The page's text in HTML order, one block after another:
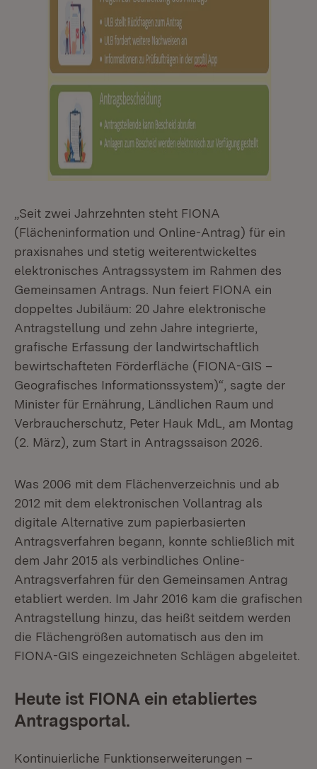
„Seit zwei Jahrzehnten steht FIONA
(Flächeninformation und Online-Antrag) für ein
praxisnahes und stetig weiterentwickeltes
elektronisches Antragssystem im Rahmen des
Gemeinsamen Antrags. Nun feiert FIONA ein
doppeltes Jubiläum: 20 Jahre elektronische
Antragstellung und zehn Jahre integrierte,
grafische Erfassung der landwirtschaftlich
bewirtschafteten Förderfläche (FIONA-GIS –
Geografisches Informationssystem)“, sagte der
Minister für Ernährung, Ländlichen Raum und
Verbraucherschutz, Peter Hauk MdL, am Montag
(2. März), zum Start in Antragssaison 2026.
Was 2006 mit dem Flächenverzeichnis und ab
2012 mit dem elektronischen Vollantrag als
digitale Alternative zum papierbasierten
Antragsverfahren begann, konnte schließlich mit
dem Jahr 2015 als verbindliches Online-
Antragsverfahren für den Gemeinsamen Antrag
etabliert werden. Im Jahr 2016 kam die grafischen
Antragstellung hinzu, das heißt seitdem werden
die Flächengrößen automatisch aus den im
FIONA-GIS eingezeichneten Schlägen abgeleitet.
Heute ist FIONA ein etabliertes
Antragsportal.
Kontinuierliche Funktionserweiterungen –